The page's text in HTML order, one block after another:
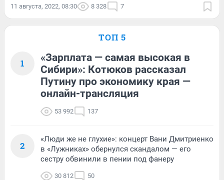
11 августа, 2022, 08:30 8 328 7
ТОП 5
1
«Зарплата — самая высокая в
Сибири»: Котюков рассказал
Путину про экономику края —
онлайн-трансляция
53 992 137
2
«Люди же не глухие»: концерт Вани Дмитриенко
в «Лужниках» обернулся скандалом — его
сестру обвинили в пении под фанеру
30 812 50